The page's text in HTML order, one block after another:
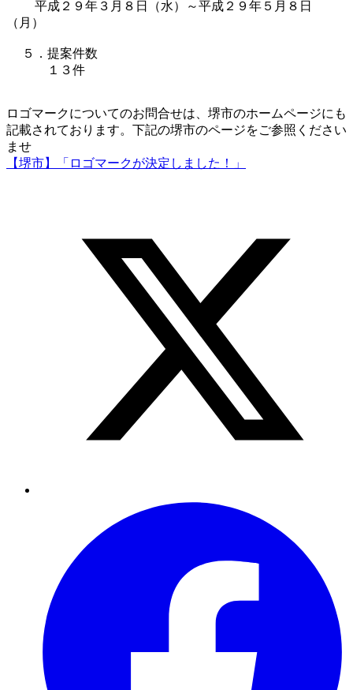
平成２９年３月８日（水）～平成２９年５月８日
（月）
５．提案件数
１３件
ロゴマークについてのお問合せは、堺市のホームページにも
記載されております。下記の堺市のページをご参照ください
ませ
【堺市】「ロゴマークが決定しました！」